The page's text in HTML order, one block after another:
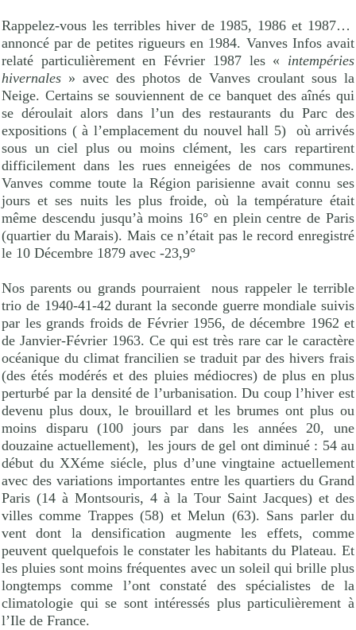
Rappelez-vous les terribles hiver de 1985, 1986 et 1987…
annoncé par de petites rigueurs en 1984. Vanves Infos avait
relaté particulièrement en Février 1987 les « intempéries
hivernales » avec des photos de Vanves croulant sous la
Neige. Certains se souviennent de ce banquet des aînés qui
se déroulait alors dans l’un des restaurants du Parc des
expositions ( à l’emplacement du nouvel hall 5)
où arrivés
sous un ciel plus ou moins clément, les cars repartirent
difficilement dans les rues enneigées de nos communes.
Vanves comme toute la Région parisienne avait connu ses
jours et ses nuits les plus froide, où la température était
même descendu jusqu’à moins 16° en plein centre de Paris
(quartier du Marais). Mais ce n’était pas le record enregistré
le 10 Décembre 1879 avec -23,9°
Nos parents ou grands pourraient
nous rappeler le terrible
trio de 1940-41-42 durant la seconde guerre mondiale suivis
par les grands froids de Février 1956, de décembre 1962 et
de Janvier-Février 1963. Ce qui est très rare car le caractère
océanique du climat francilien se traduit par des hivers frais
(des étés modérés et des pluies médiocres) de plus en plus
perturbé par la densité de l’urbanisation. Du coup l’hiver est
devenu plus doux, le brouillard et les brumes ont plus ou
moins disparu (100 jours par dans les années 20, une
douzaine actuellement),
les jours de gel ont diminué : 54 au
début du XXéme siécle, plus d’une vingtaine actuellement
avec des variations importantes entre les quartiers du Grand
Paris (14 à Montsouris, 4 à la Tour Saint Jacques) et des
villes comme Trappes (58) et Melun (63). Sans parler du
vent dont la densification augmente les effets, comme
peuvent quelquefois le constater les habitants du Plateau. Et
les pluies sont moins fréquentes avec un soleil qui brille plus
longtemps comme l’ont constaté des spécialistes de la
climatologie qui se sont intéressés plus particulièrement à
l’Ile de France.